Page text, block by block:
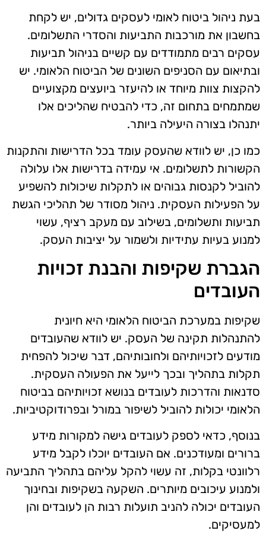
בעת ניהול ביטוח לאומי לעסקים גדולים, יש לקחת
בחשבון את מורכבות התביעות והסדרי התשלומים.
עסקים רבים מתמודדים עם קשיים בניהול תביעות
ובתיאום עם הסניפים השונים של הביטוח הלאומי. יש
להקצות צוות מיוחד או להיעזר ביועצים מקצועיים
שמתמחים בתחום זה, כדי להבטיח שהליכים אלו
יתנהלו בצורה היעילה ביותר.
כמו כן, יש לוודא שהעסק עומד בכל הדרישות והתקנות
הקשורות לתשלומים. אי עמידה בדרישות אלו עלולה
להוביל לקנסות גבוהים או לתקלות שיכולות להשפיע
על הפעילות העסקית. ניהול מסודר של תהליכי הגשת
תביעות ותשלומים, בשילוב עם מעקב רציף, עשוי
למנוע בעיות עתידיות ולשמור על יציבות העסק.
הגברת שקיפות והבנת זכויות
העובדים
שקיפות במערכת הביטוח הלאומי היא חיונית
להתנהלות תקינה של העסק. יש לוודא שהעובדים
מודעים לזכויותיהם ולחובותיהם, דבר שיכול להפחית
תקלות בתהליך ובכך לייעל את הפעולה העסקית.
סדנאות והדרכות לעובדים בנושא זכויותיהם בביטוח
הלאומי יכולות להוביל לשיפור במורל ובפרודוקטיביות.
בנוסף, כדאי לספק לעובדים גישה למקורות מידע
ברורים ומעודכנים. אם העובדים יוכלו לקבל מידע
רלוונטי בקלות, זה עשוי להקל עליהם בתהליך התביעה
ולמנוע עיכובים מיותרים. השקעה בשקיפות ובחינוך
העובדים יכולה להניב תועלות רבות הן לעובדים והן
למעסיקים.